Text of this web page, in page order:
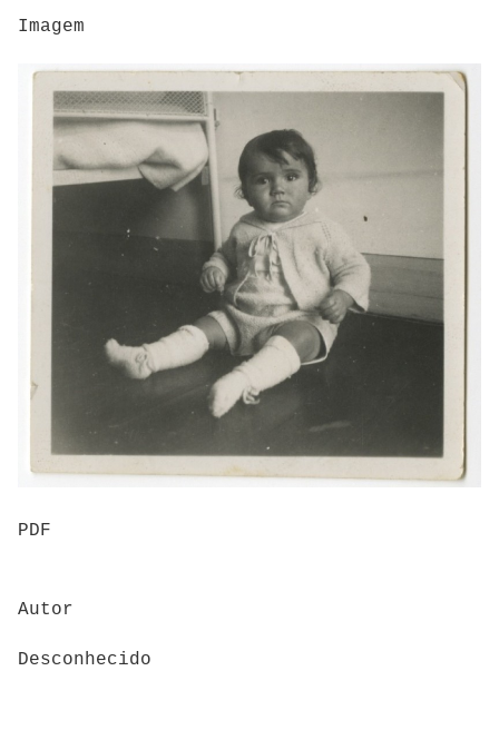
Imagem
PDF
Autor
Desconhecido